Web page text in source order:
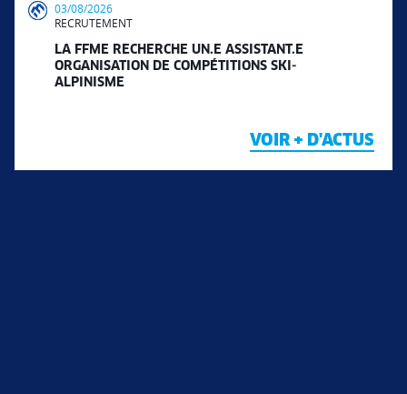
03/08/2026
RECRUTEMENT
LA FFME RECHERCHE UN.E ASSISTANT.E
ORGANISATION DE COMPÉTITIONS SKI-
ALPINISME
VOIR + D'ACTUS